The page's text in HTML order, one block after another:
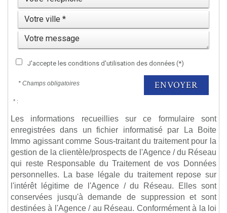
J'accepte les conditions d'utilisation des données (*)
* Champs obligatoires ENVOYER
* :
Les informations recueillies sur ce formulaire sont
enregistrées dans un fichier informatisé par La Boite
Immo agissant comme Sous-traitant du traitement pour la
gestion de la clientèle/prospects de l'Agence / du Réseau
qui reste Responsable du Traitement de vos Données
personnelles. La base légale du traitement repose sur
l'intérêt légitime de l'Agence / du Réseau. Elles sont
conservées jusqu'à demande de suppression et sont
destinées à l'Agence / au Réseau. Conformément à la loi